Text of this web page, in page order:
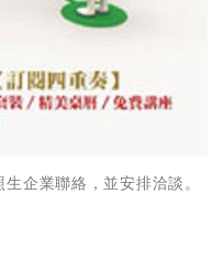
企業聯絡，並安排洽談。